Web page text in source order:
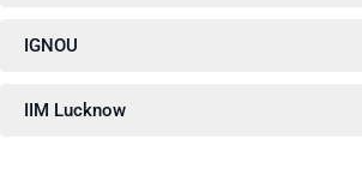
IGNOU
IIM Lucknow